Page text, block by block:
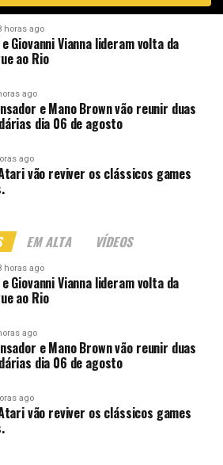
horas ago
Giovanni Vianna lideram volta da
ao Rio
ago
e Mano Brown vão reunir duas
dia 06 de agosto
ago
vão reviver os clássicos games
EM ALTA VÍDEOS
horas ago
Giovanni Vianna lideram volta da
ao Rio
ago
e Mano Brown vão reunir duas
dia 06 de agosto
ago
vão reviver os clássicos games